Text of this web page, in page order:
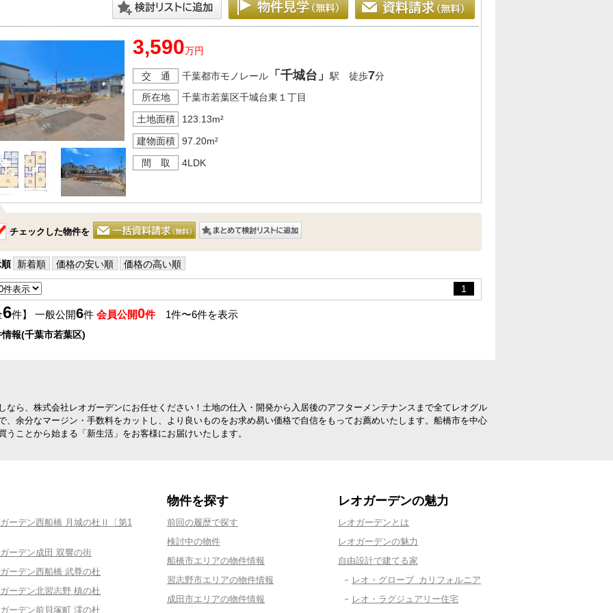
3,590万円
交 通 千葉都市モノレール 「千城台」駅 徒歩7分
所在地
千葉市若葉区千城台東１丁目
土地面積
123.13m²
建物面積
97.20m²
間 取
4LDK
チェックした物件を
新着順 価格の安い順 価格の高い順
1
6件】 一般公開6件 会員公開0件1件〜6件を表示
報(千葉市若葉区)
なら、株式会社レオガーデンにお任せください！土地の仕入・開発から入居後のアフターメンテナンスまで全てレオグル
、余分なマージン・手数料をカットし、より良いものをお求め易い価格で自信をもってお薦めいたします。船橋市を中心
ことから始まる「新生活」をお客様にお届けいたします。
ーデン西船橋 月城の杜Ⅱ〔第1
ーデン成田 双響の街
ーデン西船橋 武尊の杜
ーデン北習志野 槙の杜
ーデン前貝塚町 澪の杜
物件を探す
前回の履歴で探す
検討中の物件
船橋市エリアの物件情報
習志野市エリアの物件情報
成田市エリアの物件情報
レオガーデンの魅力
レオガーデンとは
レオガーデンの魅力
自由設計で建てる家
レオ・グローブ カリフォルニア
レオ・ラグジュアリー住宅